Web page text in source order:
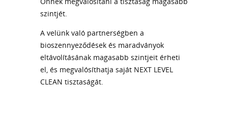
szintjét.
A velünk való partnerségben a
bioszennyeződések és maradványok
eltávolításának magasabb szintjeit érheti
el, és megvalósíthatja saját NEXT LEVEL
CLEAN tisztaságát.